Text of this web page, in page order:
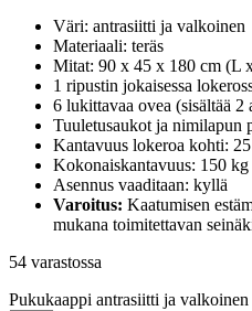
Väri: antrasiitti ja valkoinen
Materiaali: teräs
Mitat: 90 x 45 x 180 cm (L
1 ripustin jokaisessa
6 lukittavaa ovea (sisältää 2
Tuuletusaukot ja nimilapun
Kantavuus lokeroa kohti:
Kokonaiskantavuus: 150 kg
Asennus vaaditaan: kyllä
Varoitus: Kaatumisen
mukana toimitettavan
54 varastossa
Pukukaappi antrasiitti ja